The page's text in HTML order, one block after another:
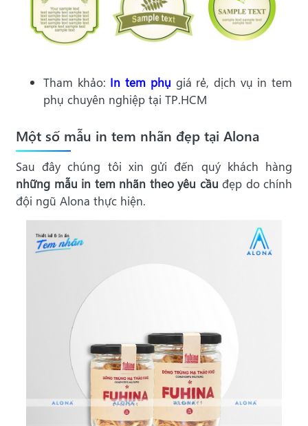
Tham khảo: In tem phụ giá rẻ, dịch vụ in tem
phụ chuyên nghiệp tại TP.HCM
Một số mẫu in tem nhãn đẹp tại Alona
Sau đây chúng tôi xin gửi đến quý khách hàng
những mẫu in tem nhãn theo yêu cầu đẹp do chính
đội ngũ Alona thực hiện.